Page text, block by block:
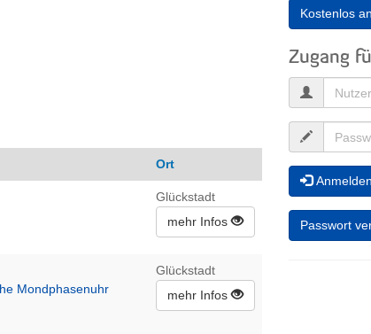
Ort
Glückstadt
mehr Infos
Mondphasenuhr
Glückstadt
mehr Infos
Kostenlos
Zugang
Anmelden
Passwort